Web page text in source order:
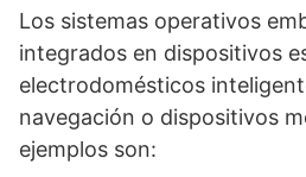
Los sistemas operativos
integrados en dispositivos
electrodomésticos
navegación o dispositivos
ejemplos son: